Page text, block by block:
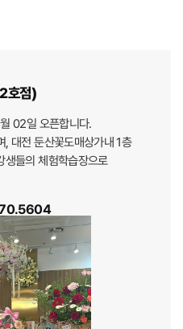
호점)
02일 오픈합니다.
, 대전 둔산꽃도매상가내 1층
생들의 체험학습장으로